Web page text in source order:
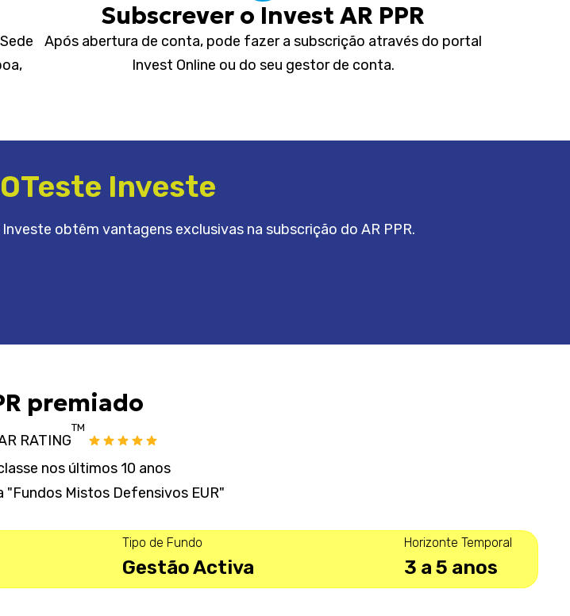
Subscrever o Invest AR PPR
Após abertura de conta, pode fazer a subscrição através do portal
Invest Online ou do seu gestor de conta.
Investe
obtêm vantagens exclusivas na subscrição do AR PPR.
premiado
RATING
TM
nos últimos 10 anos
Mistos Defensivos EUR"
Tipo de Fundo
Gestão Activa
Horizonte Temporal
3 a 5 anos